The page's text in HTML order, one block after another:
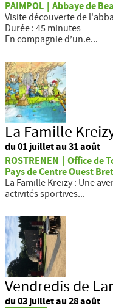
PAIMPOL
Abbaye de
Visite découverte de
Durée : 45 minutes
En compagnie d’un.e...
La Famille
du 01 juillet au 31 août
ROSTRENEN
Office de
Pays de Centre Ouest
La Famille Kreizy : Une
activités sportives...
Vendredis de
du 03 juillet au 28 août